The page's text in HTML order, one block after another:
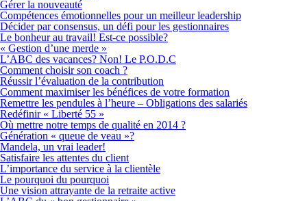
Gérer la nouveauté
Compétences émotionnelles pour un meilleur leadership
Décider par consensus, un défi pour les gestionnaires
Le bonheur au travail! Est-ce possible?
« Gestion d’une merde »
L’ABC des vacances? Non! Le P.O.D.C
Comment choisir son coach ?
Réussir l’évaluation de la contribution
Comment maximiser les bénéfices de votre formation
Remettre les pendules à l’heure – Obligations des salariés
Redéfinir « Liberté 55 »
Où mettre notre temps de qualité en 2014 ?
Génération « queue de veau »?
Mandela, un vrai leader!
Satisfaire les attentes du client
L’importance du service à la clientèle
Le pourquoi du pourquoi
Une vision attrayante de la retraite active